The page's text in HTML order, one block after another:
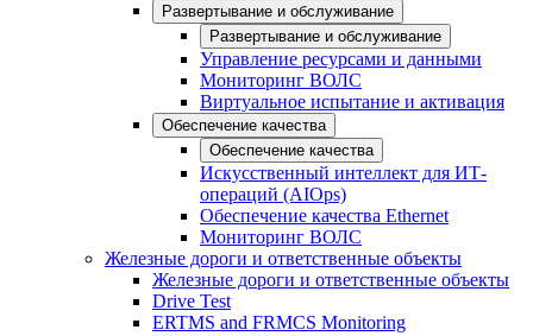
Развертывание и обслуживание
Развертывание и обслуживание
Управление ресурсами и данными
Мониторинг ВОЛС
Виртуальное испытание и активация
Обеспечение качества
Обеспечение качества
Искусственный интеллект для ИТ-
операций (AIOps)
Обеспечение качества Ethernet
Мониторинг ВОЛС
Железные дороги и ответственные объекты
Железные дороги и ответственные объекты
Drive Test
ERTMS and FRMCS Monitoring